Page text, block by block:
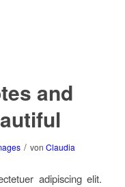
and
/ vonClaudia
adipiscing elit.